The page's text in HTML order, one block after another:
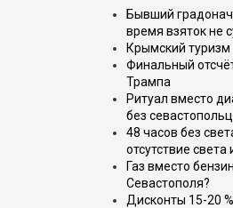
Бывший
время взяток не
Крымский
Финальный
Трампа
Ритуал вместо
без
48 часов без
отсутствие
Газ вместо
Севастополя?
Дисконты 15-20